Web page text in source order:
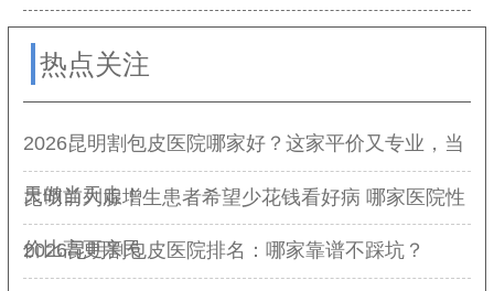
热点关注
2026昆明割包皮医院哪家好？这家平价又专业，当
天做当天走！
昆明前列腺增生患者希望少花钱看好病 哪家医院性
价比高更亲民
2026昆明割包皮医院排名：哪家靠谱不踩坑？